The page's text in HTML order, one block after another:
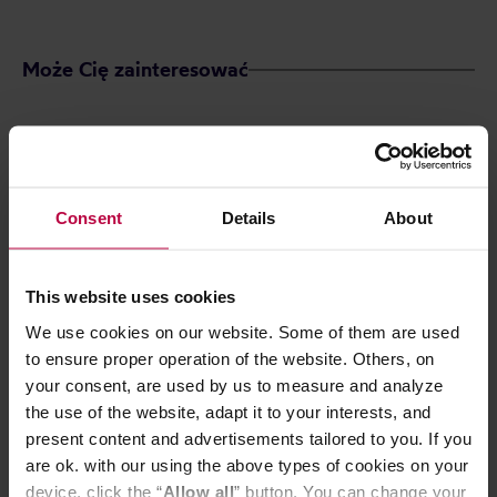
Consent Details About
This website uses cookies
We use cookies on our website. Some of them are used
to ensure proper operation of the website. Others, on
your consent, are used by us to measure and analyze
the use of the website, adapt it to your interests, and
present content and advertisements tailored to you. If you
are ok. with our using the above types of cookies on your
device, click the “Allow all” button. You can change your
Może Cię zainteresować
AeroPress - Filtr ze stali nierdzewnej
- Standard